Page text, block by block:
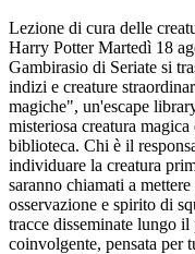
Lezione di cura delle
Harry Potter Martedì 18
Gambirasio di Seriate si
indizi e creature
magiche", un'escape
misteriosa creatura
biblioteca. Chi è il
individuare la creatura
saranno chiamati a
osservazione e spirito di
tracce disseminate lungo
coinvolgente, pensata per